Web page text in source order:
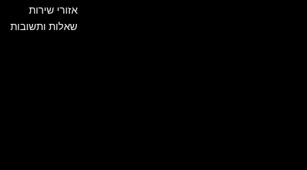
אזורי שירות
שאלות ותשובות